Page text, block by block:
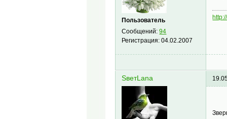
Пользователь
Сообщений:94
Регистрация:04.02.2007
SветLana